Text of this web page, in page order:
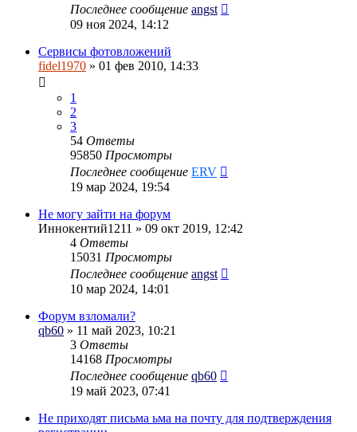
Последнее сообщение angst
09 ноя 2024, 14:12
Сервисы фотовложений
fidel1970 » 01 фев 2010, 14:33
1
2
3
54 Ответы
95850 Просмотры
Последнее сообщение ERV
19 мар 2024, 19:54
Не могу зайти на форум
Иннокентий1211 » 09 окт 2019, 12:42
4 Ответы
15031 Просмотры
Последнее сообщение angst
10 мар 2024, 14:01
Форум взломали?
qb60 » 11 май 2023, 10:21
3 Ответы
14168 Просмотры
Последнее сообщение qb60
19 май 2023, 07:41
Не приходят письма ьма на почту для подтверждения